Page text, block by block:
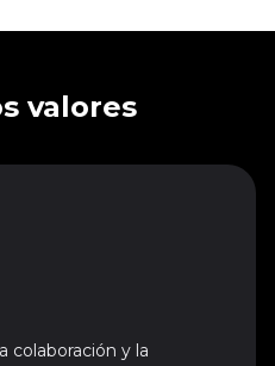
valores
colaboración y la